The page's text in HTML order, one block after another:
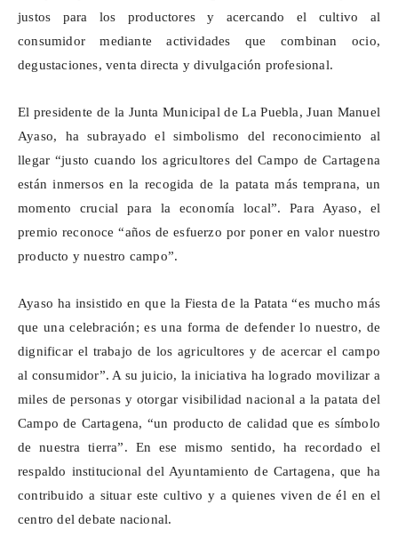
justos para los productores y acercando el cultivo al
consumidor mediante actividades que combinan ocio,
degustaciones, venta directa y divulgación profesional.
El presidente de la Junta Municipal de La Puebla, Juan Manuel
Ayaso, ha subrayado el simbolismo del reconocimiento al
llegar “justo cuando los agricultores del Campo de Cartagena
están inmersos en la recogida de la patata más temprana, un
momento crucial para la economía local”. Para Ayaso, el
premio reconoce “años de esfuerzo por poner en valor nuestro
producto y nuestro campo”.
Ayaso ha insistido en que la Fiesta de la Patata “es mucho más
que una celebración; es una forma de defender lo nuestro, de
dignificar el trabajo de los agricultores y de acercar el campo
al consumidor”. A su juicio, la iniciativa ha logrado movilizar a
miles de personas y otorgar visibilidad nacional a la patata del
Campo de Cartagena, “un producto de calidad que es símbolo
de nuestra tierra”. En ese mismo sentido, ha recordado el
respaldo institucional del Ayuntamiento de Cartagena, que ha
contribuido a situar este cultivo y a quienes viven de él en el
centro del debate nacional.